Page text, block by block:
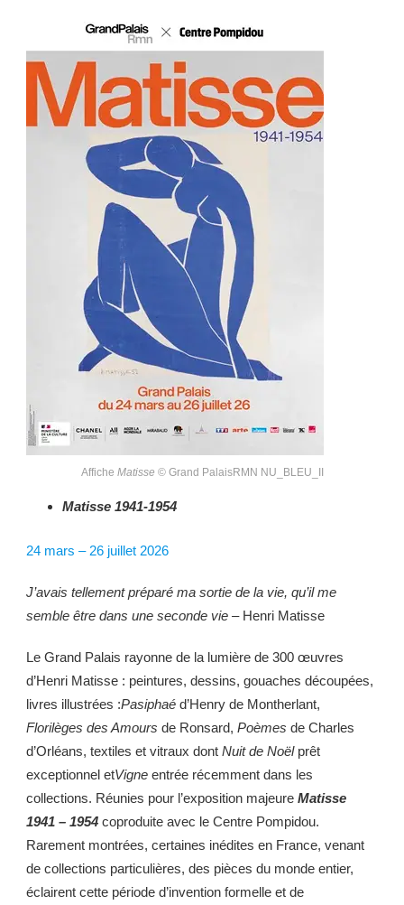
Affiche Matisse © Grand PalaisRMN NU_BLEU_II
Matisse 1941-1954
24 mars – 26 juillet 2026
J’avais tellement préparé ma sortie de la vie, qu’il me
semble être dans une seconde vie –Henri Matisse
Le Grand Palais rayonne de la lumière de 300 œuvres
d’Henri Matisse : peintures, dessins, gouaches découpées,
livres illustrées :Pasiphaé d’Henry de Montherlant,
Florilèges des Amours de Ronsard, Poèmes de Charles
d’Orléans, textiles et vitraux dont Nuit de Noëlprêt
exceptionnel etVigne entrée récemment dans les
collections. Réunies pour l’exposition majeure Matisse
1941 – 1954 coproduite avec le Centre Pompidou.
Rarement montrées, certaines inédites en France, venant
de collections particulières, des pièces du monde entier,
éclairent cette période d’invention formelle et de